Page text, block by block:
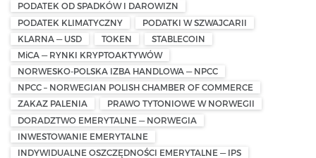
PODATEK OD SPADKÓW I DAROWIZN
PODATEK KLIMATYCZNY
PODATKI W SZWAJCARII
KLARNA — USD
TOKEN
STABLECOIN
MiCA — RYNKI KRYPTOAKTYWÓW
NORWESKO-POLSKA IZBA HANDLOWA — NPCC
NPCC – NORWEGIAN POLISH CHAMBER OF COMMERCE
ZAKAZ PALENIA
PRAWO TYTONIOWE W NORWEGII
DORADZTWO EMERYTALNE — NORWEGIA
INWESTOWANIE EMERYTALNE
INDYWIDUALNE OSZCZĘDNOŚCI EMERYTALNE — IPS